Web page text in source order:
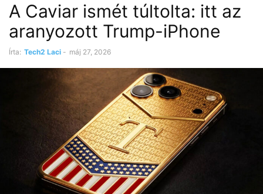
A Caviar ismét túltolta: itt az
aranyozott Trump-iPhone
Írta: Tech2 Laci - máj 27, 2026